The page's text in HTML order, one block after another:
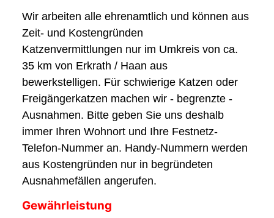
Wir arbeiten alle ehrenamtlich und können aus
Zeit- und Kostengründen
Katzenvermittlungen nur im Umkreis von ca.
35 km von Erkrath / Haan aus
bewerkstelligen. Für schwierige Katzen oder
Freigängerkatzen machen wir - begrenzte -
Ausnahmen. Bitte geben Sie uns deshalb
immer Ihren Wohnort und Ihre Festnetz-
Telefon-Nummer an. Handy-Nummern werden
aus Kostengründen nur in begründeten
Ausnahmefällen angerufen.
Gewährleistung